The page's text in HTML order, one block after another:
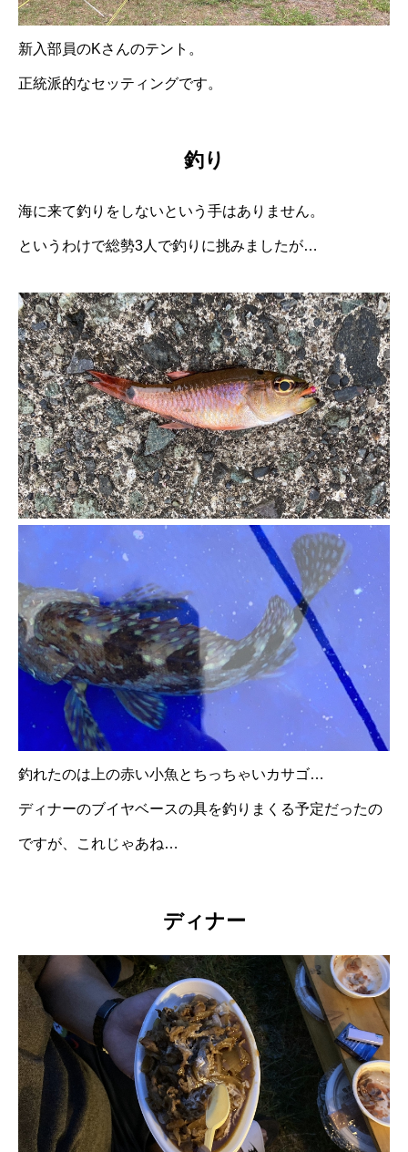
新入部員のKさんのテント。
正統派的なセッティングです。
釣り
海に来て釣りをしないという手はありません。
というわけで総勢3人で釣りに挑みましたが…
釣れたのは上の赤い小魚とちっちゃいカサゴ…
ディナーのブイヤベースの具を釣りまくる予定だったの
ですが、これじゃあね…
ディナー